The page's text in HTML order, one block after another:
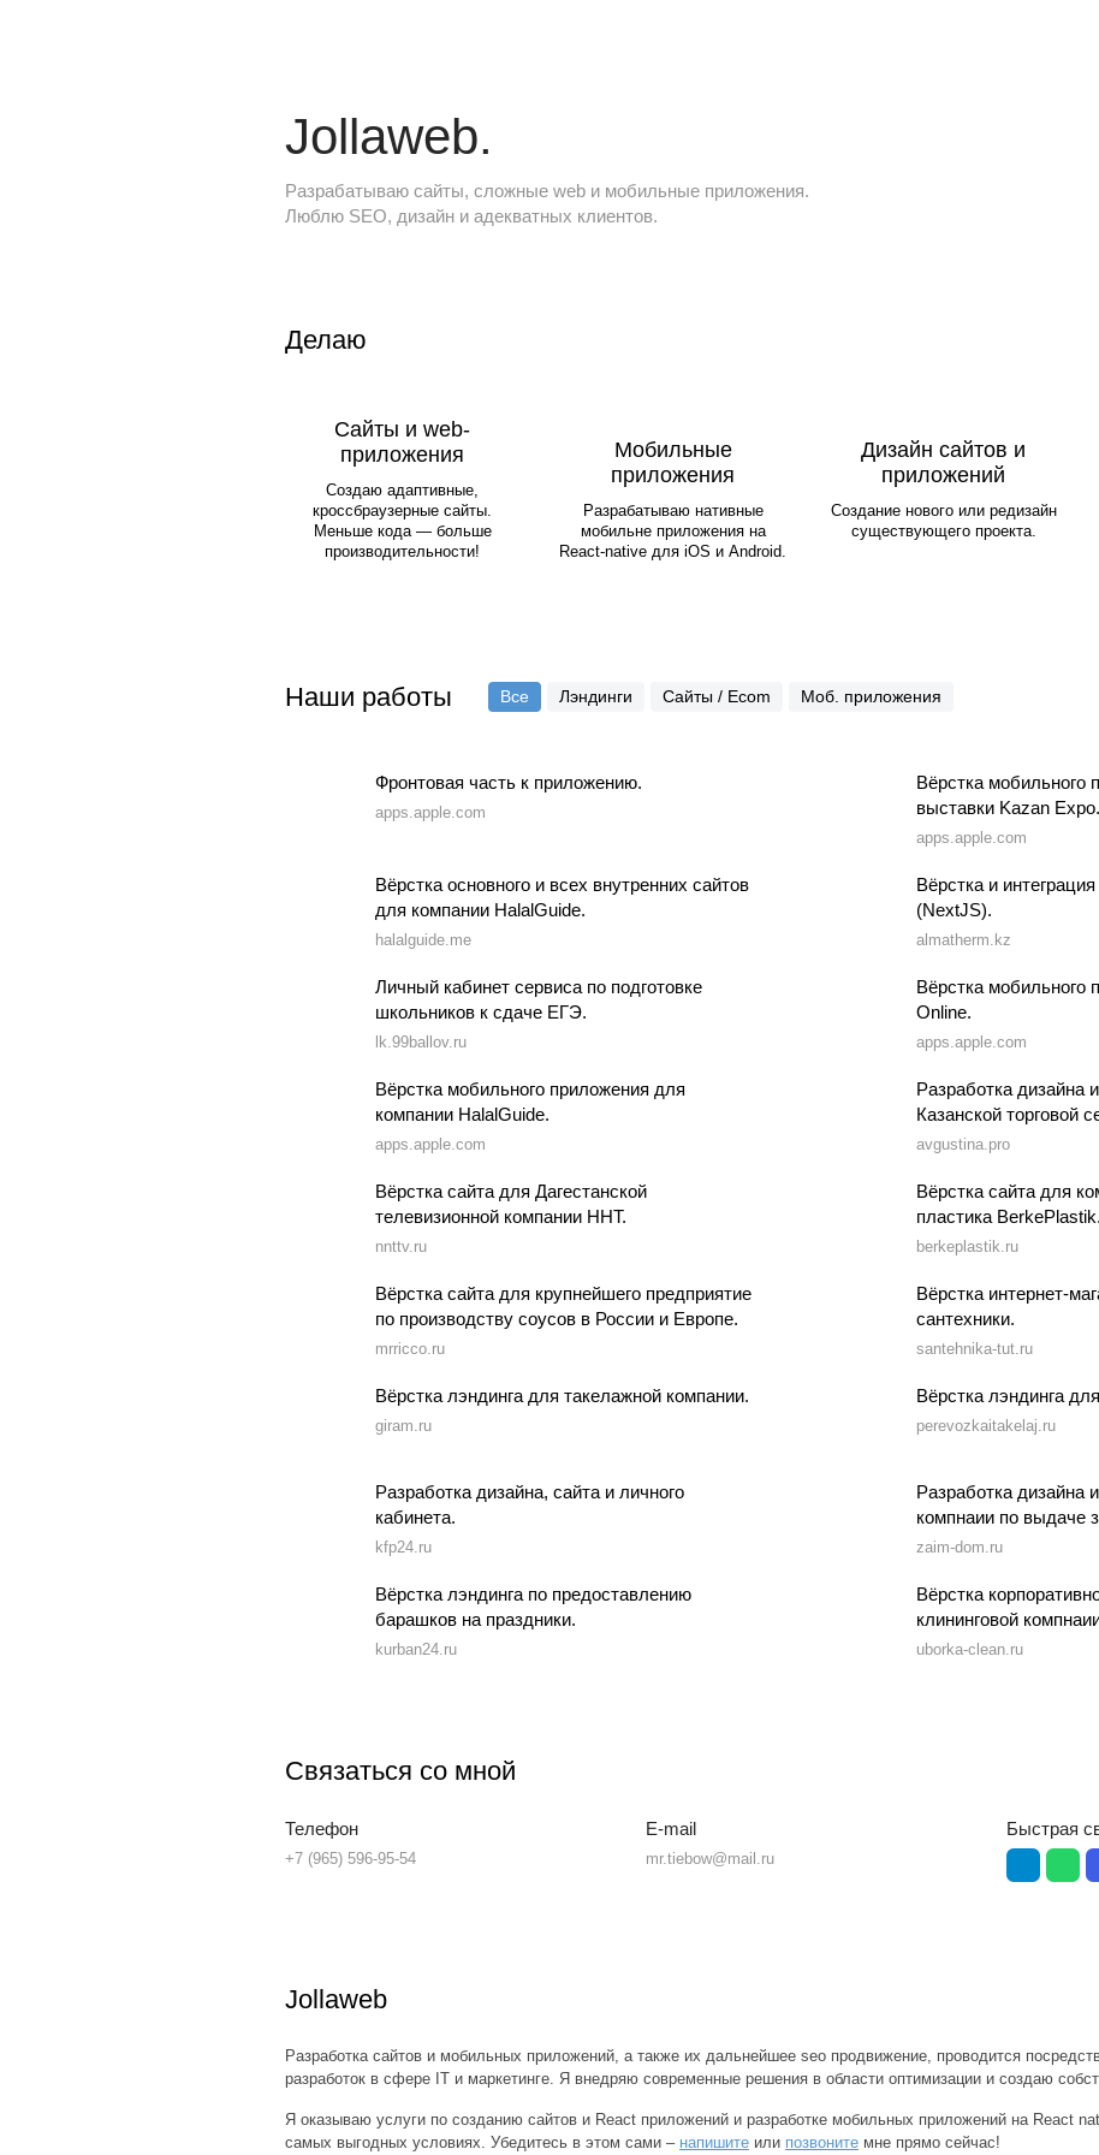
Jollaweb.
Разрабатываю сайты, сложные web и мобильные приложения.
Люблю SEO, дизайн и адекватных клиентов.
Делаю
Сайты и web-
приложения
Создаю адаптивные,
кроссбраузерные сайты.
Меньше кода — больше
производительности!
Мобильные
приложения
Разрабатываю нативные
мобильне приложения на
React-native для iOS и Android.
Дизайн сайтов и
приложений
Создание нового или редизайн
существующего проекта.
Наши работы Все Лэндинги Сайты / Ecom Моб. приложения
Фронтовая часть к приложению.
apps.apple.com
Вёрстка мобильного
выставки Kazan Expo.
apps.apple.com
Вёрстка основного и всех внутренних сайтов
для компании HalalGuide.
halalguide.me
Вёрстка и
(NextJS).
almatherm.kz
Личный кабинет сервиса по подготовке
школьников к сдаче ЕГЭ.
lk.99ballov.ru
Вёрстка мобильного
Online.
apps.apple.com
Вёрстка мобильного приложения для
компании HalalGuide.
apps.apple.com
Разработка дизайна
Казанской торговой
avgustina.pro
Вёрстка сайта для Дагестанской
телевизионной компании ННТ.
nnttv.ru
Вёрстка сайта для
пластика BerkePlastik.
berkeplastik.ru
Вёрстка сайта для крупнейшего предприятие
по производству соусов в России и Европе.
mrricco.ru
Вёрстка интернет-
сантехники.
santehnika-tut.ru
Вёрстка лэндинга для такелажной компании.
giram.ru
Вёрстка лэндинга
perevozkaitakelaj.ru
Разработка дизайна, сайта и личного
кабинета.
kfp24.ru
Разработка дизайна
компнаии по выдаче
zaim-dom.ru
Вёрстка лэндинга по предоставлению
барашков на праздники.
kurban24.ru
Вёрстка
клининговой
uborka-clean.ru
Связаться со мной
Телефон
+7 (965) 596-95-54
E-mail
mr.tiebow@mail.ru
Быстрая
Jollaweb
Разработка сайтов и мобильных приложений, а также их дальнейшее seo продвижение, проводится
разработок в сфере IT и маркетинге. Я внедряю современные решения в области оптимизации и создаю
Я оказываю услуги по созданию сайтов и React приложений и разработке мобильных приложений на React
самых выгодных условиях. Убедитесь в этом сами – напишите или позвоните мне прямо сейчас!